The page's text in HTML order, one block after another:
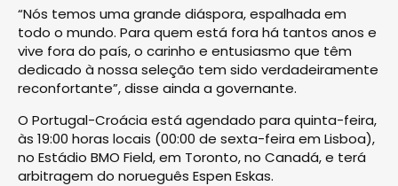
“Nós temos uma grande diáspora, espalhada em
todo o mundo. Para quem está fora há tantos anos e
vive fora do país, o carinho e entusiasmo que têm
dedicado à nossa seleção tem sido verdadeiramente
reconfortante”, disse ainda a governante.
O Portugal-Croácia está agendado para quinta-feira,
às 19:00 horas locais (00:00 de sexta-feira em Lisboa),
no Estádio BMO Field, em Toronto, no Canadá, e terá
arbitragem do norueguês Espen Eskas.